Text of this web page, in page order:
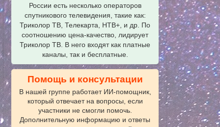
России есть несколько операторов
спутникового телевидения, такие как:
Триколор ТВ, Телекарта, НТВ+, и др. По
соотношению цена-качество, лидирует
Триколор ТВ. В него входят как платные
каналы, так и бесплатные.
Помощь и консультации
В нашей группе работает ИИ‑помощник,
который отвечает на вопросы, если
участники не смогли помочь.
Дополнительную информацию и ответы